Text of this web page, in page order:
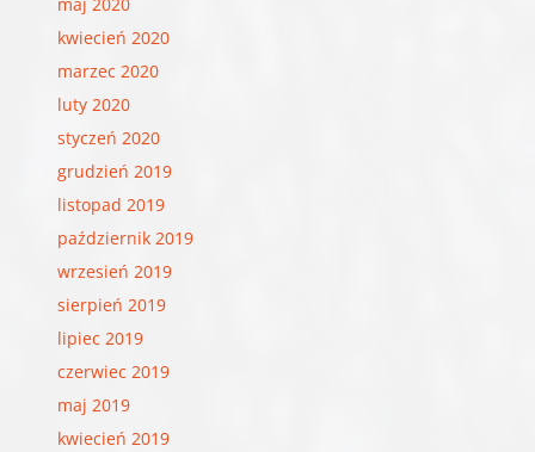
maj 2020
kwiecień 2020
marzec 2020
luty 2020
styczeń 2020
grudzień 2019
listopad 2019
październik 2019
wrzesień 2019
sierpień 2019
lipiec 2019
czerwiec 2019
maj 2019
kwiecień 2019